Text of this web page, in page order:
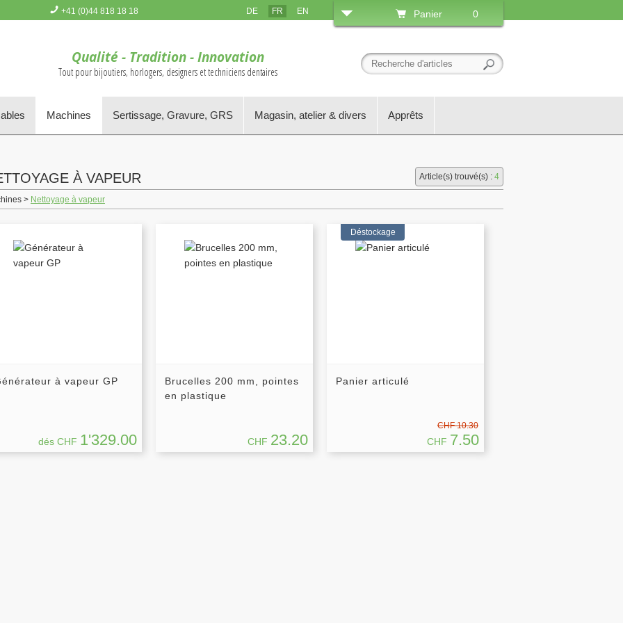
Panier 0
DE FR EN
+41 (0)44 818 18 18
Qualité - Tradition - Innovation
Tout pour bijoutiers, horlogers, designers et techniciens dentaires
Machines Sertissage, Gravure, GRS Magasin, atelier & divers Apprêts
À VAPEUR Article(s) trouvé(s) : 4
> Nettoyage à vapeur
à vapeur GP
dés CHF 1'329.00
Brucelles 200 mm, pointes
en plastique
CHF 23.20
Déstockage
Panier articulé
CHF 10.30
CHF 7.50